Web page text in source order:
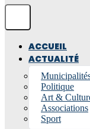
ACCUEIL
ACTUALITÉ
Politique
Art &
Associations
Sport